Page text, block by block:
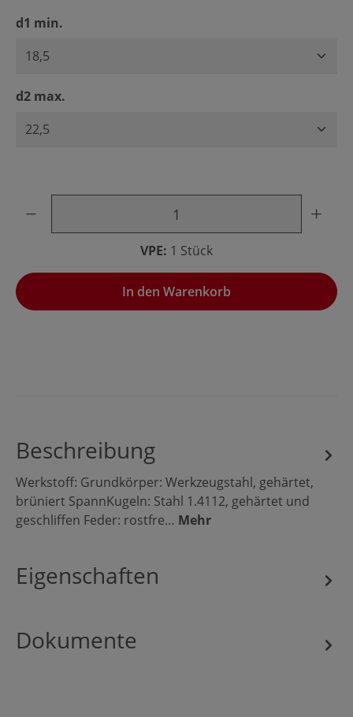
d1 min.
d2 max.
VPE: 1 Stück
In den Warenkorb
Beschreibung
Werkstoff: Grundkörper: Werkzeugstahl, gehärtet,
brüniert SpannKugeln: Stahl 1.4112, gehärtet und
geschliffen Feder: rostfre… Mehr
Eigenschaften
Dokumente